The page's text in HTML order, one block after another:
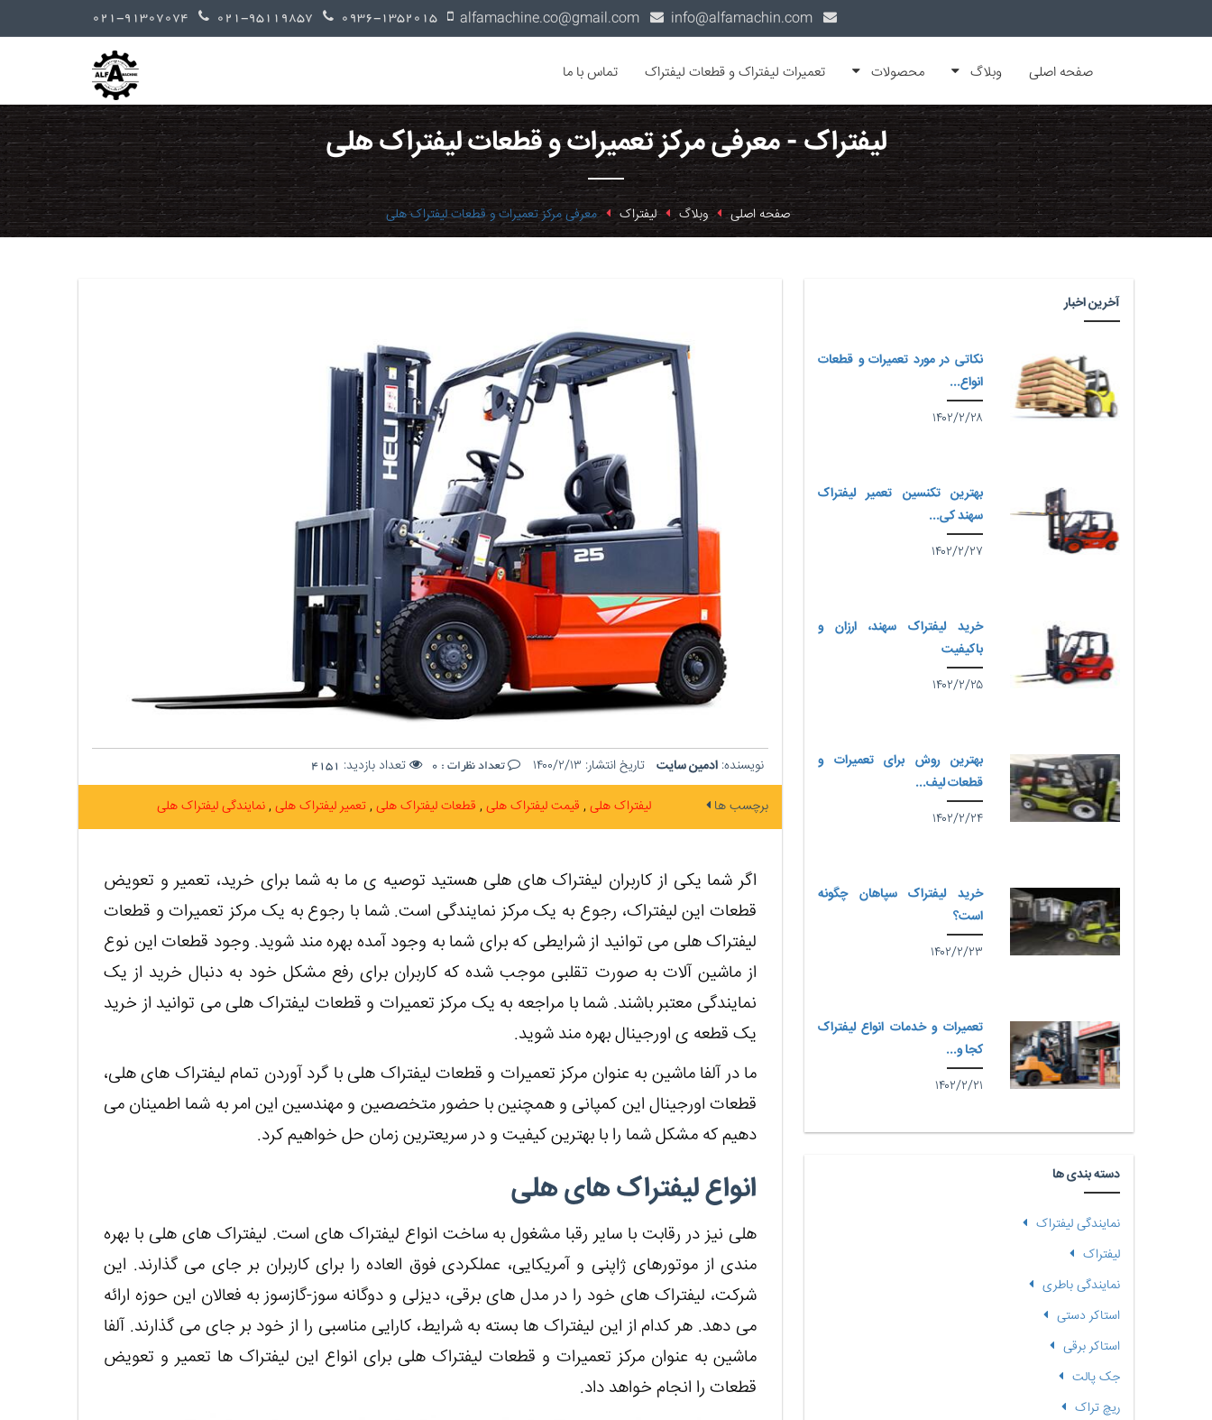
صفحه اصلی وبلاگ محصولات تعمیرات لیفتراک و قطعات لیفتراک تماس با ما
لیفتراک - معرفی مرکز تعمیرات و قطعات لیفتراک هلی
صفحه اصلی وبلاگ لیفتراک معرفی مرکز تعمیرات و قطعات لیفتراک هلی
نویسنده: ادمین سایت تاریخ انتشار: ۱۴۰۰/۲/۱۳ تعداد نظرات : 0 تعداد بازدید: 4151
برچسب ها لیفتراک هلی قیمت لیفتراک هلی قطعات لیفتراک هلی تعمیر لیفتراک هلی نمایندگی لیفتراک هلی
اگر شما یکی از کاربران لیفتراک های هلی هستید توصیه ی ما به شما برای خرید، تعمیر و تعویض
قطعات این لیفتراک، رجوع به یک مرکز نمایندگی است. شما با رجوع به یک مرکز تعمیرات و قطعات
لیفتراک هلی می توانید از شرایطی که برای شما به وجود آمده بهره مند شوید. وجود قطعات این نوع
از ماشین آلات به صورت تقلبی موجب شده که کاربران برای رفع مشکل خود به دنبال خرید از یک
نمایندگی معتبر باشند. شما با مراجعه به یک مرکز تعمیرات و قطعات لیفتراک هلی می توانید از خرید
یک قطعه ی اورجینال بهره مند شوید.
ما در آلفا ماشین به عنوان مرکز تعمیرات و قطعات لیفتراک هلی با گرد آوردن تمام لیفتراک های هلی،
قطعات اورجینال این کمپانی و همچنین با حضور متخصصین و مهندسین این امر به شما اطمینان می
دهیم که مشکل شما را با بهترین کیفیت و در سریعترین زمان حل خواهیم کرد.
انواع لیفتراک های هلی
هلی نیز در رقابت با سایر رقبا مشغول به ساخت انواع لیفتراک های است. لیفتراک های هلی با بهره
مندی از موتورهای ژاپنی و آمریکایی، عملکردی فوق العاده را برای کاربران بر جای می گذارند. این
شرکت، لیفتراک های خود را در مدل های برقی، دیزلی و دوگانه سوز-گازسوز به فعالان این حوزه ارائه
می دهد. هر کدام از این لیفتراک ها بسته به شرایط، کارایی مناسبی را از خود بر جای می گذارند. آلفا
ماشین به عنوان مرکز تعمیرات و قطعات لیفتراک هلی برای انواع این لیفتراک ها تعمیر و تعویض
قطعات را انجام خواهد داد.
آخرین اخبار
نکاتی در مورد تعمیرات و قطعات
انواع...
۱۴۰۲/۲/۲۸
بهترین تکنسین تعمیر لیفتراک
سهند کی...
۱۴۰۲/۲/۲۷
خرید لیفتراک سهند، ارزان و
باکیفیت
۱۴۰۲/۲/۲۵
بهترین روش برای تعمیرات و
قطعات لیف...
۱۴۰۲/۲/۲۴
خرید لیفتراک سپاهان چگونه
است؟
۱۴۰۲/۲/۲۳
تعمیرات و خدمات انواع لیفتراک
کجا و...
۱۴۰۲/۲/۲۱
دسته بندی ها
نمایندگی لیفتراک
لیفتراک
نمایندگی باطری
استاکر دستی
استاکر برقی
جک پالت
ریچ تراک